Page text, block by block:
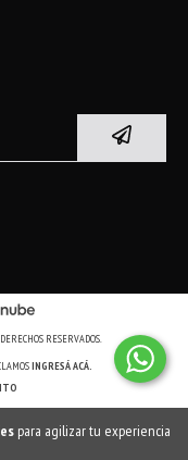
para agilizar tu experiencia
RESERVADOS.
INGRESÁ ACÁ.